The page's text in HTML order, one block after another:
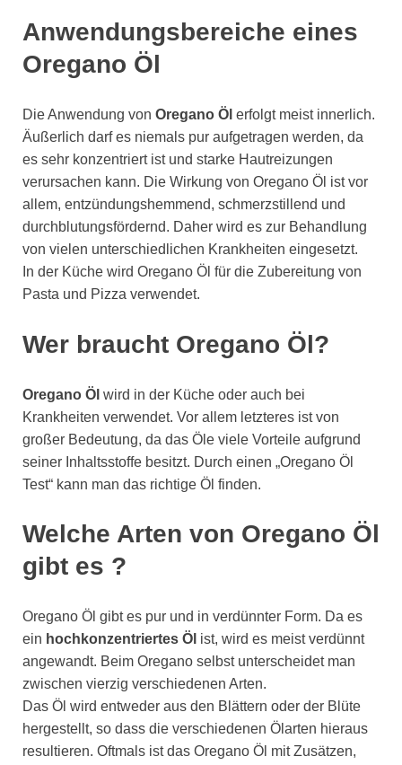
Anwendungsbereiche eines
Oregano Öl
Die Anwendung von Oregano Öl erfolgt meist innerlich.
Äußerlich darf es niemals pur aufgetragen werden, da
es sehr konzentriert ist und starke Hautreizungen
verursachen kann. Die Wirkung von Oregano Öl ist vor
allem, entzündungshemmend, schmerzstillend und
durchblutungsfördernd. Daher wird es zur Behandlung
von vielen unterschiedlichen Krankheiten eingesetzt.
In der Küche wird Oregano Öl für die Zubereitung von
Pasta und Pizza verwendet.
Wer braucht Oregano Öl?
Oregano Öl wird in der Küche oder auch bei
Krankheiten verwendet. Vor allem letzteres ist von
großer Bedeutung, da das Öle viele Vorteile aufgrund
seiner Inhaltsstoffe besitzt. Durch einen „Oregano Öl
Test“ kann man das richtige Öl finden.
Welche Arten von Oregano Öl
gibt es ?
Oregano Öl gibt es pur und in verdünnter Form. Da es
ein hochkonzentriertes Öl ist, wird es meist verdünnt
angewandt. Beim Oregano selbst unterscheidet man
zwischen vierzig verschiedenen Arten.
Das Öl wird entweder aus den Blättern oder der Blüte
hergestellt, so dass die verschiedenen Ölarten hieraus
resultieren. Oftmals ist das Oregano Öl mit Zusätzen,